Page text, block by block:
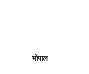
भोपाल